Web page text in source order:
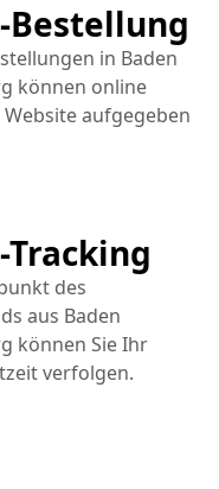
Bestellung
in Baden
können online
aufgegeben
des
aus Baden
können Sie Ihr
verfolgen.